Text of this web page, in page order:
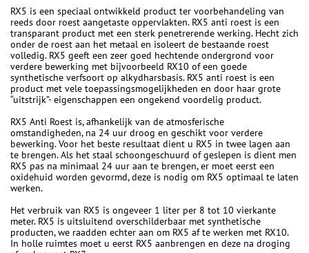
RX5 is een speciaal ontwikkeld product ter voorbehandeling van
reeds door roest aangetaste oppervlakten. RX5 anti roest is een
transparant product met een sterk penetrerende werking. Hecht zich
onder de roest aan het metaal en isoleert de bestaande roest
volledig. RX5 geeft een zeer goed hechtende ondergrond voor
verdere bewerking met bijvoorbeeld RX10 of een goede
synthetische verfsoort op alkydharsbasis. RX5 anti roest is een
product met vele toepassingsmogelijkheden en door haar grote
“uitstrijk”- eigenschappen een ongekend voordelig product.
RX5 Anti Roest is, afhankelijk van de atmosferische
omstandigheden, na 24 uur droog en geschikt voor verdere
bewerking. Voor het beste resultaat dient u RX5 in twee lagen aan
te brengen. Als het staal schoongeschuurd of geslepen is dient men
RX5 pas na minimaal 24 uur aan te brengen, er moet eerst een
oxidehuid worden gevormd, deze is nodig om RX5 optimaal te laten
werken.
Het verbruik van RX5 is ongeveer 1 liter per 8 tot 10 vierkante
meter. RX5 is uitsluitend overschilderbaar met synthetische
producten, we raadden echter aan om RX5 af te werken met RX10.
In holle ruimtes moet u eerst RX5 aanbrengen en deze na droging